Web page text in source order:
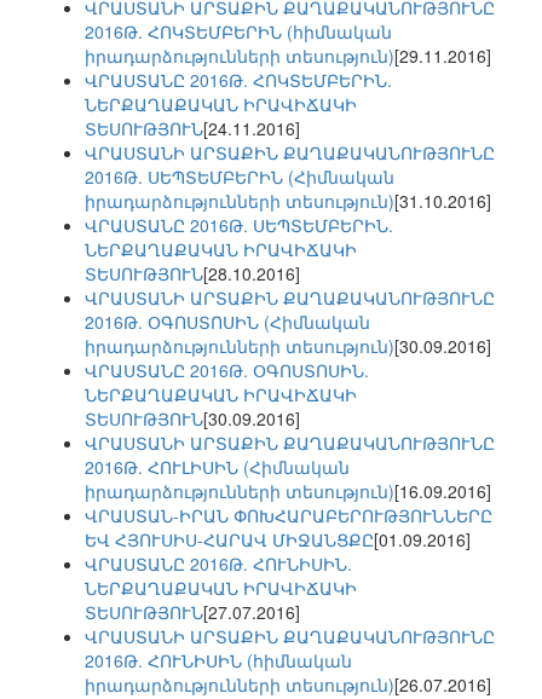
ՎՐԱՍՏԱՆԻ ԱՐՏԱՔԻՆ ՔԱՂԱՔԱԿԱՆՈՒԹՅՈՒՆԸ
2016Թ. ՀՈԿՏԵՄԲԵՐԻՆ (հիմնական
իրադարձությունների տեսություն)[29.11.2016]
ՎՐԱՍՏԱՆԸ 2016Թ. ՀՈԿՏԵՄԲԵՐԻՆ.
ՆԵՐՔԱՂԱՔԱԿԱՆ ԻՐԱՎԻՃԱԿԻ
ՏԵՍՈՒԹՅՈՒՆ[24.11.2016]
ՎՐԱՍՏԱՆԻ ԱՐՏԱՔԻՆ ՔԱՂԱՔԱԿԱՆՈՒԹՅՈՒՆԸ
2016Թ. ՍԵՊՏԵՄԲԵՐԻՆ (Հիմնական
իրադարձությունների տեսություն)[31.10.2016]
ՎՐԱՍՏԱՆԸ 2016Թ. ՍԵՊՏԵՄԲԵՐԻՆ.
ՆԵՐՔԱՂԱՔԱԿԱՆ ԻՐԱՎԻՃԱԿԻ
ՏԵՍՈՒԹՅՈՒՆ[28.10.2016]
ՎՐԱՍՏԱՆԻ ԱՐՏԱՔԻՆ ՔԱՂԱՔԱԿԱՆՈՒԹՅՈՒՆԸ
2016Թ. ՕԳՈՍՏՈՍԻՆ (Հիմնական
իրադարձությունների տեսություն)[30.09.2016]
ՎՐԱՍՏԱՆԸ 2016Թ. ՕԳՈՍՏՈՍԻՆ.
ՆԵՐՔԱՂԱՔԱԿԱՆ ԻՐԱՎԻՃԱԿԻ
ՏԵՍՈՒԹՅՈՒՆ[30.09.2016]
ՎՐԱՍՏԱՆԻ ԱՐՏԱՔԻՆ ՔԱՂԱՔԱԿԱՆՈՒԹՅՈՒՆԸ
2016Թ. ՀՈՒԼԻՍԻՆ (Հիմնական
իրադարձությունների տեսություն)[16.09.2016]
ՎՐԱՍՏԱՆ-ԻՐԱՆ ՓՈԽՀԱՐԱԲԵՐՈՒԹՅՈՒՆՆԵՐԸ
ԵՎ ՀՅՈՒՍԻՍ-ՀԱՐԱՎ ՄԻՋԱՆՑՔԸ[01.09.2016]
ՎՐԱՍՏԱՆԸ 2016Թ. ՀՈՒՆԻՍԻՆ.
ՆԵՐՔԱՂԱՔԱԿԱՆ ԻՐԱՎԻՃԱԿԻ
ՏԵՍՈՒԹՅՈՒՆ[27.07.2016]
ՎՐԱՍՏԱՆԻ ԱՐՏԱՔԻՆ ՔԱՂԱՔԱԿԱՆՈՒԹՅՈՒՆԸ
2016Թ. ՀՈՒՆԻՍԻՆ (հիմնական
իրադարձությունների տեսություն)[26.07.2016]